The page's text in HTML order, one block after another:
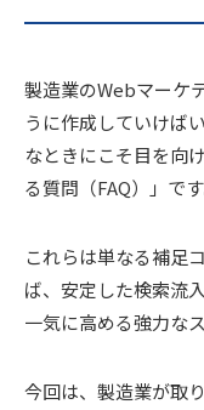
製造業のWebマーケ
うに作成していけば
なときにこそ目を向
る質問（FAQ）」です
これらは単なる補足
ば、安定した検索流
一気に高める強力な
今回は、製造業が取